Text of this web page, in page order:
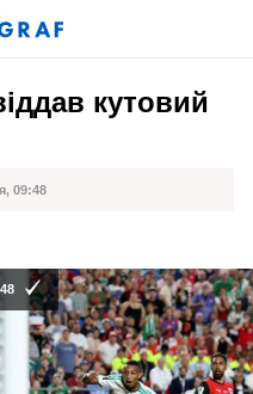
кутовий
09:48